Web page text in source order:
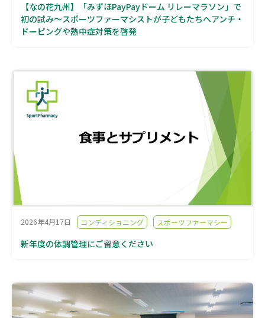
【なの花九州】「みずほPayPayドーム リレーマラソン」で
初の試み～スポーツファーマシストが子どもたちへアンチ・
ドーピングや熱中症対策を啓発
2026年4月17日 コンディショニング スポーツファーマシー
新年度の体調管理にご留意ください